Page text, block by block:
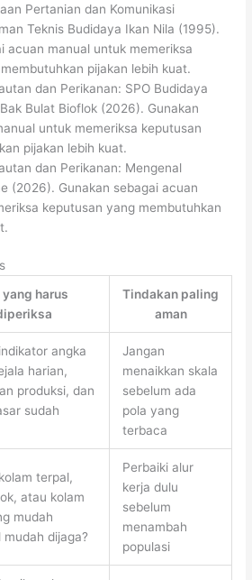
Pertanian dan Komunikasi
Teknis Budidaya Ikan Nila (1995).
acuan manual untuk memeriksa
pijakan lebih kuat.
dan Perikanan: SPO Budidaya
Bulat Bioflok (2026). Gunakan
untuk memeriksa keputusan
pijakan lebih kuat.
dan Perikanan: Mengenal
(2026). Gunakan sebagai acuan
keputusan yang membutuhkan
yang harus
Tindakan paling
aman
angka
harian,
produksi, dan
sudah
Jangan
menaikkan skala
sebelum ada
pola yang
terbaca
terpal,
atau kolam
mudah
mudah dijaga?
Perbaiki alur
kerja dulu
sebelum
menambah
populasi